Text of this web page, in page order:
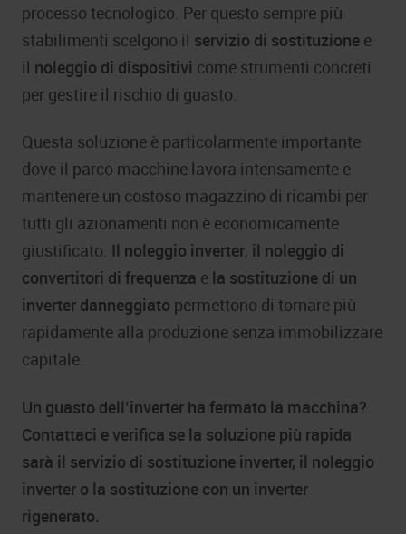
processo tecnologico. Per questo sempre più
stabilimenti scelgono il servizio di sostituzione e
il noleggio di dispositivi come strumenti concreti
per gestire il rischio di guasto.
Questa soluzione è particolarmente importante
dove il parco macchine lavora intensamente e
mantenere un costoso magazzino di ricambi per
tutti gli azionamenti non è economicamente
giustificato. Il noleggio inverter, il noleggio di
convertitori di frequenza e la sostituzione di un
inverter danneggiato permettono di tornare più
rapidamente alla produzione senza immobilizzare
capitale.
Un guasto dell’inverter ha fermato la macchina?
Contattaci e verifica se la soluzione più rapida
sarà il servizio di sostituzione inverter, il noleggio
inverter o la sostituzione con un inverter
rigenerato.